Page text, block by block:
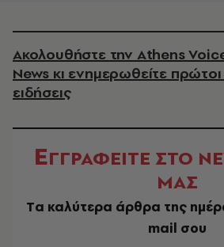
Ακολουθήστε την Athens
News κι ενημερωθείτε πρώτοι
ειδήσεις
ΕΓΓΡΑΦΕΙΤΕ ΣΤΟ
ΜΑΣ
Tα καλύτερα άρθρα της
mail σου